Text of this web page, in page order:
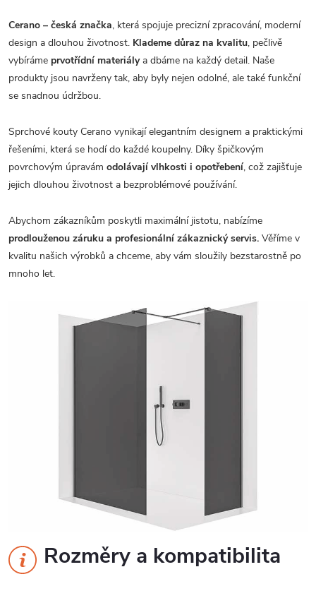
Cerano – česká značka, která spojuje precizní zpracování, moderní
design a dlouhou životnost. Klademe důraz na kvalitu, pečlivě
vybíráme prvotřídní materiálya dbáme na každý detail. Naše
produkty jsou navrženy tak, aby byly nejen odolné, ale také funkční
se snadnou údržbou.
Sprchové kouty Cerano vynikají elegantním designem a praktickými
řešeními, která se hodí do každé koupelny. Díky špičkovým
povrchovým úpravám odolávají vlhkosti i opotřebení, což zajišťuje
jejich dlouhou životnost a bezproblémové používání.
Abychom zákazníkům poskytli maximální jistotu, nabízíme
prodlouženou záruku a profesionální zákaznický servis. Věříme v
kvalitu našich výrobků a chceme, aby vám sloužily bezstarostně po
mnoho let.
Rozměry a kompatibilita